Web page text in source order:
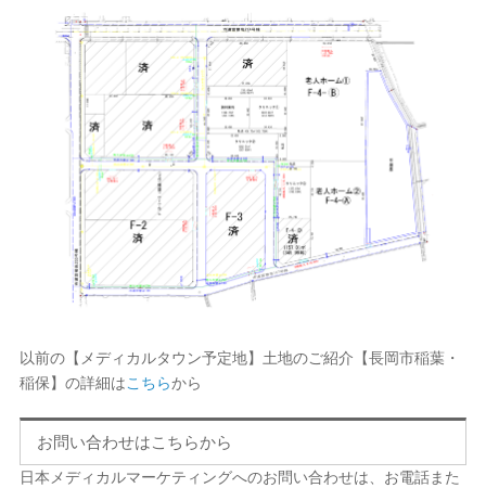
以前の【メディカルタウン予定地】土地のご紹介【長岡市稲葉・
稲保】の詳細はこちらから
お問い合わせはこちらから
日本メディカルマーケティングへのお問い合わせは、お電話また